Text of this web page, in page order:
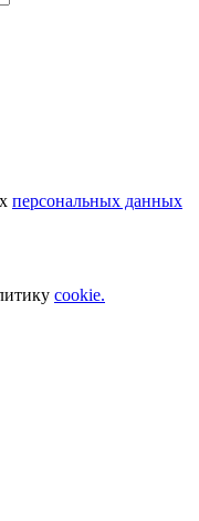
персональных данных
cookie.